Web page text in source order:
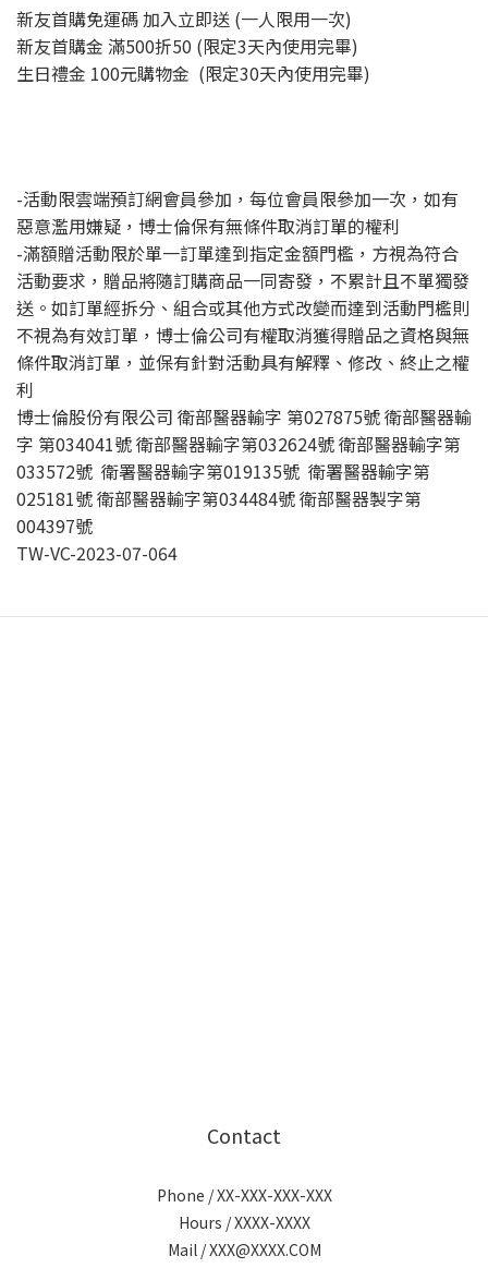
新友首購免運碼 加入立即送 (一人限用一次)
新友首購金 滿500折50 (限定3天內使用完畢)
生日禮金 100元購物金 (限定30天內使用完畢)
-活動限雲端預訂網會員參加，每位會員限參加一次，如有
惡意濫用嫌疑，博士倫保有無條件取消訂單的權利
-滿額贈活動限於單一訂單達到指定金額門檻，方視為符合
活動要求，贈品將隨訂購商品一同寄發，不累計且不單獨發
送。如訂單經拆分、組合或其他方式改變而達到活動門檻則
不視為有效訂單，博士倫公司有權取消獲得贈品之資格與無
條件取消訂單，並保有針對活動具有解釋、修改、終止之權
利
博士倫股份有限公司 衛部醫器輸字 第027875號 衛部醫器輸
字 第034041號 衛部醫器輸字第032624號 衛部醫器輸字第
033572號 衛署醫器輸字第019135號 衛署醫器輸字第
025181號 衛部醫器輸字第034484號 衛部醫器製字第
004397號
TW-VC-2023-07-064
Contact
Phone / XX-XXX-XXX-XXX
Hours / XXXX-XXXX
Mail / XXX@XXXX.COM